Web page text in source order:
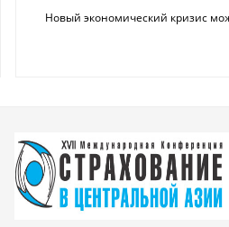
Новый экономический кризис